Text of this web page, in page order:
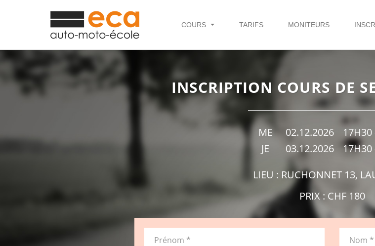
COURS TARIFS MONITEURS
INSCRIPTION COURS DE
ME 02.12.2026
JE
03.12.2026
17H30
LIEU : RUCHONNET 13,
PRIX : CHF 180
Prénom * Nom *